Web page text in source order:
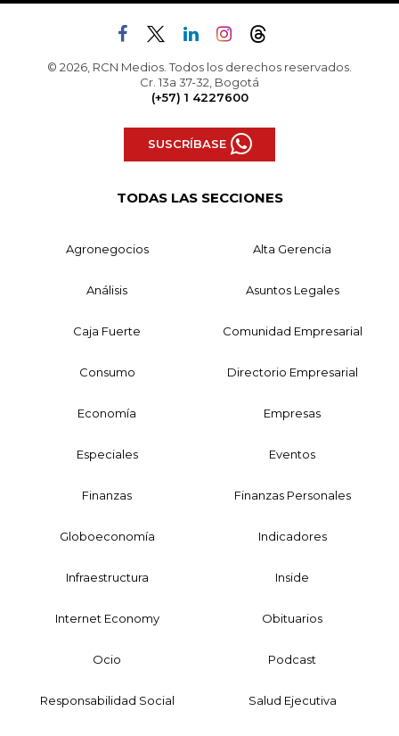
© 2026, RCN Medios. Todos los derechos reservados.
Cr. 13a 37-32, Bogotá
(+57) 1 4227600
SUSCRÍBASE
TODAS LAS SECCIONES
Agronegocios Alta Gerencia
Análisis Asuntos Legales
Caja Fuerte Comunidad Empresarial
Consumo Directorio Empresarial
Economía Empresas
Especiales Eventos
Finanzas Finanzas Personales
Globoeconomía Indicadores
Infraestructura Inside
Internet Economy Obituarios
Ocio Podcast
Responsabilidad Social Salud Ejecutiva